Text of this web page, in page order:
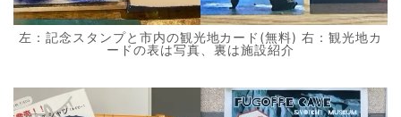
左：記念スタンプと市内の観光地カード(無料) 右：観光地カ
ードの表は写真、裏は施設紹介